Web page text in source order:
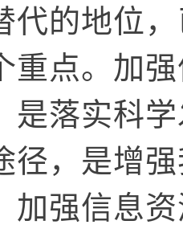
代的地位
重点。加
是落实科
径，是增
加强信息